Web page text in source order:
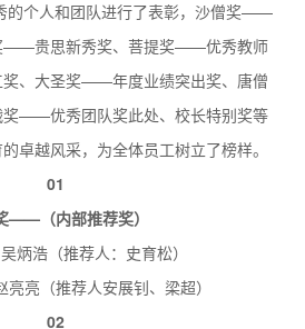
的个人和团队进行了表彰，沙僧奖——
——贵思新秀奖、菩提奖——优秀教师
、大圣奖——年度业绩突出奖、唐僧
——优秀团队奖此处、校长特别奖等
卓越风采，为全体员工树立了榜样。
01
——（内部推荐奖）
炳浩（推荐人：史育松）
亮亮（推荐人安展钊、梁超）
02